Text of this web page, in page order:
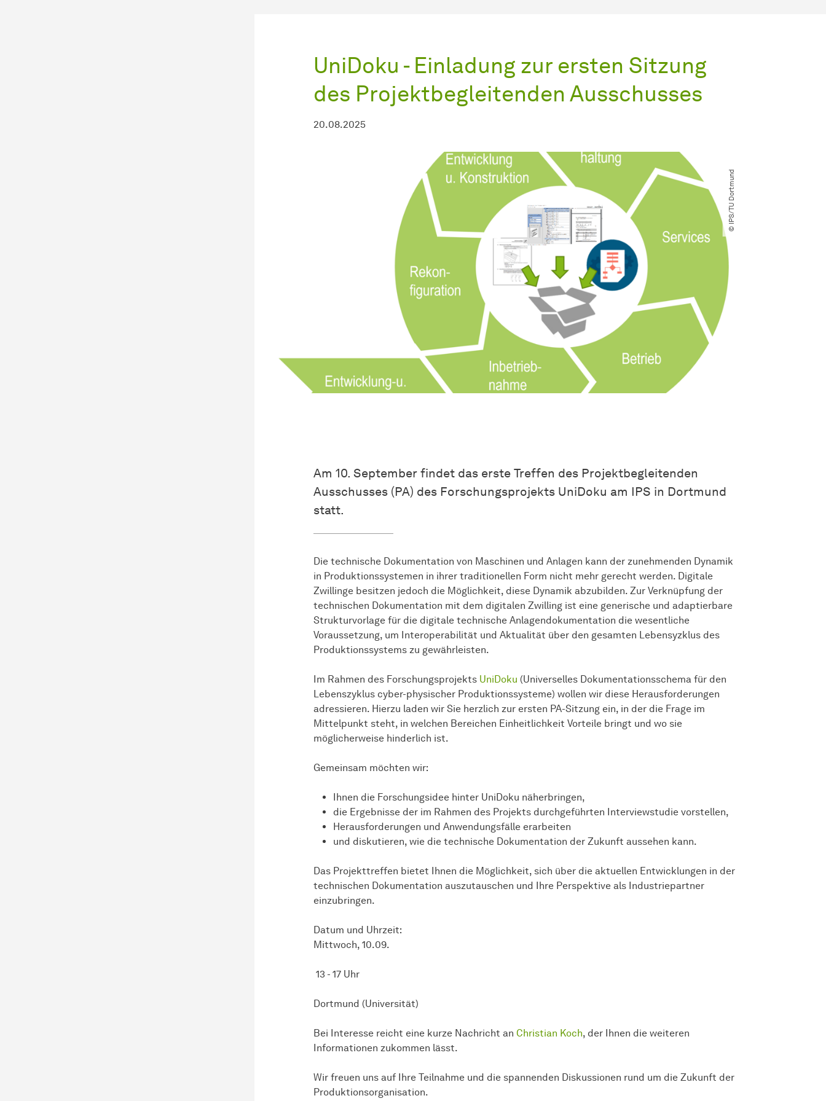
UniDoku - Einladung zur ersten Sitzung
des Projektbegleitenden Ausschusses
20.08.2025
© IPS​/​TU Dortmund
Am 10. September findet das erste Treffen des Projektbegleitenden
Ausschusses (PA) des Forschungsprojekts UniDoku am IPS in Dortmund
statt.
Die technische Dokumentation von Maschinen und Anlagen kann der zunehmenden Dynamik
in Produktionssystemen in ihrer traditionellen Form nicht mehr gerecht werden. Digitale
Zwillinge besitzen jedoch die Möglichkeit, diese Dynamik abzubilden. Zur Verknüpfung der
technischen Dokumentation mit dem digitalen Zwilling ist eine generische und adaptierbare
Strukturvorlage für die digitale technische Anlagendokumentation die wesentliche
Voraussetzung, um Interoperabilität und Aktualität über den gesamten Lebensyzklus des
Produktionssystems zu gewährleisten.
Im Rahmen des Forschungsprojekts UniDoku (Universelles Dokumentationsschema für den
Lebenszyklus cyber-physischer Produktionssysteme) wollen wir diese Herausforderungen
adressieren. Hierzu laden wir Sie herzlich zur ersten PA-Sitzung ein, in der die Frage im
Mittelpunkt steht, in welchen Bereichen Einheitlichkeit Vorteile bringt und wo sie
möglicherweise hinderlich ist.
Gemeinsam möchten wir:
Ihnen die Forschungsidee hinter UniDoku näherbringen,
die Ergebnisse der im Rahmen des Projekts durchgeführten Interviewstudie vorstellen,
Herausforderungen und Anwendungsfälle erarbeiten
und diskutieren, wie die technische Dokumentation der Zukunft aussehen kann.
Das Projekttreffen bietet Ihnen die Möglichkeit, sich über die aktuellen Entwicklungen in der
technischen Dokumentation auszutauschen und Ihre Perspektive als Industriepartner
einzubringen.
Datum und Uhrzeit:
Mittwoch, 10.09.
13 - 17 Uhr
Dortmund (Universität)
Bei Interesse reicht eine kurze Nachricht an Christian Koch, der Ihnen die weiteren
Informationen zukommen lässt.
Wir freuen uns auf Ihre Teilnahme und die spannenden Diskussionen rund um die Zukunft der
Produktionsorganisation.